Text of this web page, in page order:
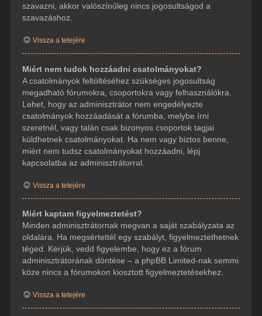
szavazni, akkor valószínűleg nincs jogosultságod a
szavazáshoz.
Vissza a tetejére
Miért nem tudok hozzáadni csatolmányokat?
A csatolmányok feltöltéséhez szükséges jogosultság
megadható fórumokra, csoportokra vagy felhasználókra.
Lehet, hogy az adminisztrátor nem engedélyezte
csatolmányok hozzáadását a fórumba, melybe írni
szeretnél, vagy talán csak bizonyos csoportok tagjai
küldhetnek csatolmányokat. Ha nem vagy biztos benne,
miért nem tudsz csatolmányokat hozzáadni, lépj
kapcsolatba az adminisztrátorral.
Vissza a tetejére
Miért kaptam figyelmeztetést?
Minden adminisztrátornak megvan a saját szabályzata az
oldalára. Ha megsértettél egy szabályt, figyelmeztethetnek
téged. Kérjük, vedd figyelembe, hogy ez a fórum
adminisztrátorának döntése – a phpBB Limited-nak semmi
köze nincs a fórumokon kiosztott figyelmeztetésekhez.
Vissza a tetejére